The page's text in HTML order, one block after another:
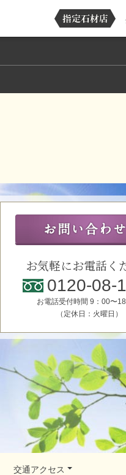
お気軽にお電話く
0120-08-
お電話受付時間 9：00〜
（定休日：火曜日）
交通アクセス